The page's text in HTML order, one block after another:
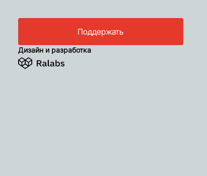
Поддержать
Дизайн и разработка